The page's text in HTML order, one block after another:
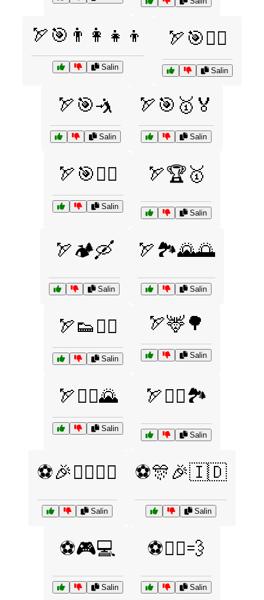
🏹🎯👨‍👩‍👧‍👦
Salin
🏹🎯🤸‍♂️
Salin
🏹🎯🤺
Salin
🏹🎯🥇🏅
Salin
🏹🎯🧘‍♂️
Salin
🏹🏆🥇
Salin
🏹🏕️🛶
Salin
🏹🏞️🌄🌅
Salin
🏹👟🏃‍♂️
Salin
🏹🦌🌳
Salin
🏹🧗‍♀️🌄
Salin
🏹🧗‍♂️🏞️
Salin
⚽🎉🏃‍♂️🏃‍♀️
Salin
⚽🎊🎉🇮🇩
Salin
⚽🎮💻
Salin
⚽🏃‍♂️💨
Salin